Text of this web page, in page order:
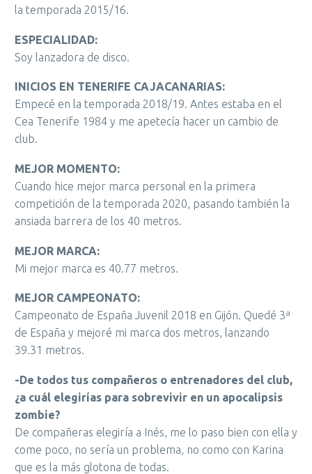
la temporada 2015/16.
ESPECIALIDAD:
Soy lanzadora de disco.
INICIOS EN TENERIFE CAJACANARIAS:
Empecé en la temporada 2018/19. Antes estaba en el
Cea Tenerife 1984 y me apetecía hacer un cambio de
club.
MEJOR MOMENTO:
Cuando hice mejor marca personal en la primera
competición de la temporada 2020, pasando también la
ansiada barrera de los 40 metros.
MEJOR MARCA:
Mi mejor marca es 40.77 metros.
MEJOR CAMPEONATO:
Campeonato de España Juvenil 2018 en Gijón. Quedé 3ª
de España y mejoré mi marca dos metros, lanzando
39.31 metros.
-De todos tus compañeros o entrenadores del club,
¿a cuál elegirías para sobrevivir en un apocalipsis
zombie?
De compañeras elegiría a Inés, me lo paso bien con ella y
come poco, no sería un problema, no como con Karina
que es la más glotona de todas.